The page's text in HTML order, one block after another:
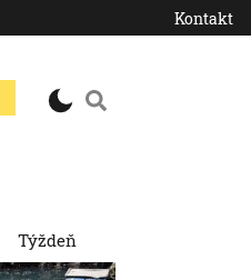
Kontakt
Týždeň